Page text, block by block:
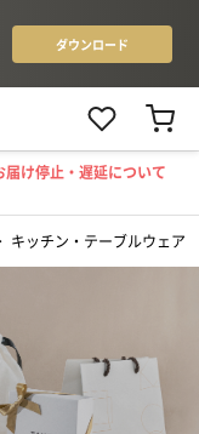
届け停止・遅延について
キッチン・テーブルウェア